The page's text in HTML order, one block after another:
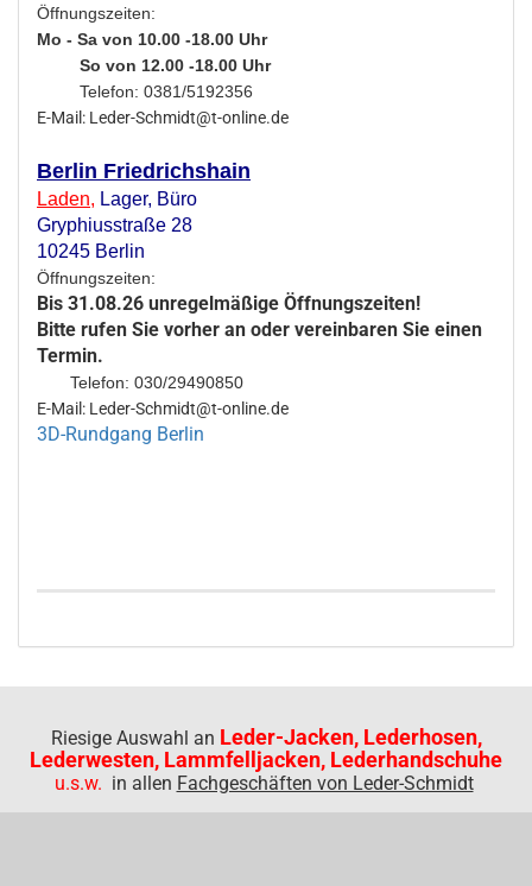
Öffnungszeiten:
Mo - Sa von 10.00 -18.00 Uhr
So von 12.00 -18.00 Uhr
Telefon: 0381/5192356
E-Mail: Leder-Schmidt@t-online.de
Berlin Friedrichshain
Laden, Lager, Büro
Gryphiusstraße 28
10245 Berlin
Öffnungszeiten:
Bis 31.08.26 unregelmäßige Öffnungszeiten!
Bitte rufen Sie vorher an oder vereinbaren Sie einen
Termin.
Telefon: 030/29490850
E-Mail: Leder-Schmidt@t-online.de
3D-Rundgang Berlin
Riesige Auswahl an Leder-Jacken, Lederhosen,
Lederwesten, Lammfelljacken, Lederhandschuhe
u.s.w. in allen Fachgeschäften von Leder-Schmidt